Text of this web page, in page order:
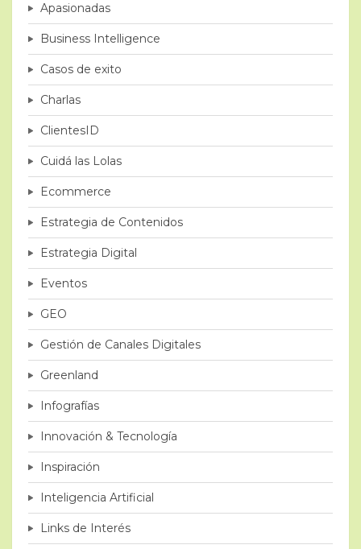
Apasionadas
Business Intelligence
Casos de exito
Charlas
ClientesID
Cuidá las Lolas
Ecommerce
Estrategia de Contenidos
Estrategia Digital
Eventos
GEO
Gestión de Canales Digitales
Greenland
Infografías
Innovación & Tecnología
Inspiración
Inteligencia Artificial
Links de Interés